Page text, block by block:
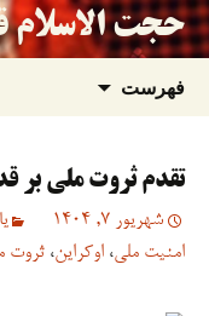
حجت الاسلام
فهرست
تقدم ثروت ملی بر
شهریور 7, 1404
امنیت ملی، اوکراین، ثروت